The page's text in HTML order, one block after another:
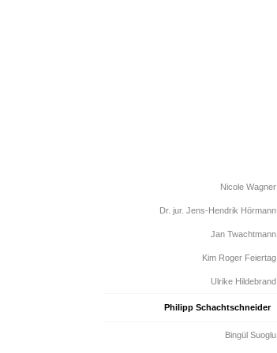
Nicole Wagner
Dr. jur. Jens-Hendrik Hörmann
Jan Twachtmann
Kim Roger Feiertag
Ulrike Hildebrand
Philipp Schachtschneider
Bingül Suoglu